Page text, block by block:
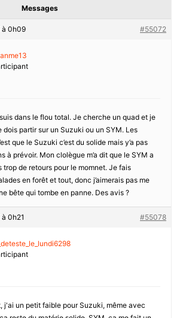
Messages
à 0h09 #55072
dans le flou total. Je cherche un quad et je
dois partir sur un Suzuki ou un SYM. Les
que le Suzuki c’est du solide mais y’a pas
à prévoir. Mon clolègue m’a dit que le SYM a
trop de retours pour le momnet. Je fais
en forêt et tout, donc j’aimerais pas me
bête qui tombe en panne. Des avis ?
0h21 #55078
j'ai un petit faible pour Suzuki, même avec